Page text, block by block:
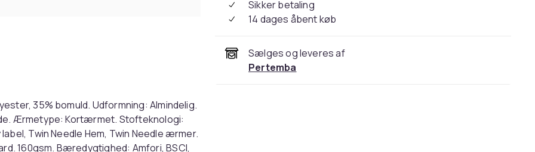
35% bomuld. Udformning: Almindelig.
Ærmetype: Kortærmet. Stofteknologi:
Twin Needle Hem, Twin Needle ærmer.
160gsm. Bæredygtighed: Amfori, BSCI,
Sikker betaling
14 dages åbent køb
Sælges og leveres af
Pertemba